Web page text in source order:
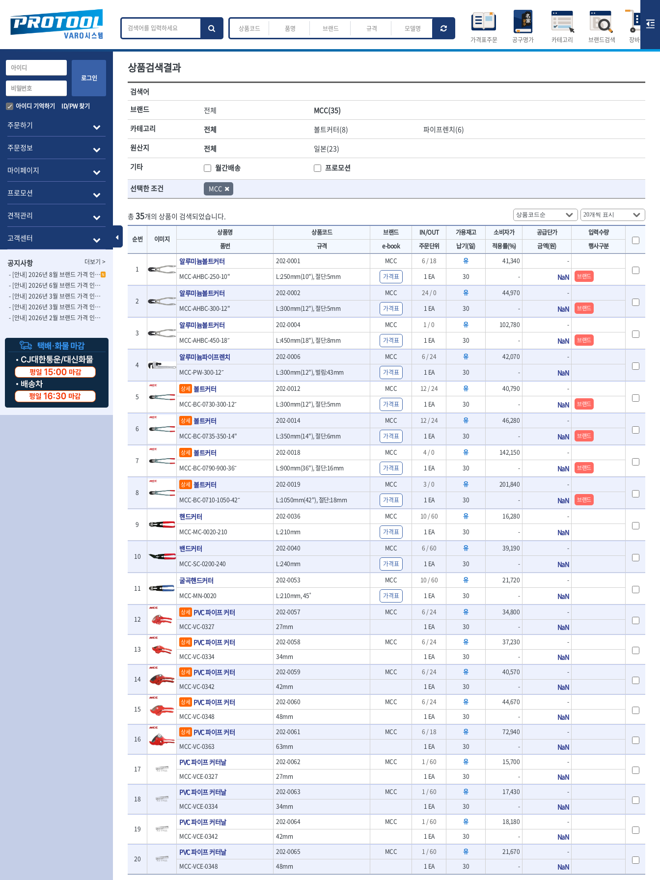
Toggle Menu
가격표주문 공구명가 카테고리 브랜드검색 장바구니
작업공구.종합공구
소켓,렌치,드라이버
- 소켓
- 세미롱소켓
- 엑스트라롱소켓
- 임팩소켓
- 임팩세미롱소켓
- 임팩롱소켓
- 유니버셜소켓
- 롱별소켓
- 임팩롱별소켓
- 육각비트소켓
- 임팩육각비트소켓
- 별비트소켓
- XZN비트소켓
- 임팩육각비트
- 임팩비트
- 유니버셜조인트
- 연결대
- 임팩연결대
- 볼연결대
- 라쳇핸들
- 퀵릴리스라쳇핸들
- 롱소켓레일세트
- 육각비트소켓레일세트
- 임팩드라이버세트
배관.전동.에어.운반
배관공구.장비
- 파이프렌치
- 스트랩락파이프핸들
- 파이프커터
- 튜빙커터
- 밴더
- 동파이프확관기
- 파이프나사산가공기
- 오스타세트
- 파이프가공기
- 파이프바이스
- 유압전선압착기
- 듀잇밴더
- 마이크로드레인
- 마이크로릴
- 시스네이크컴팩
- 시스네이크미니릴
- 시스네이크
- 배관검사용모니터
- 라인송신기
- 탐지용수신기
- 콤비네이션청소기
- 수동스피너
- 프렉스샤프트
- 액세서리
- 전동드럼머신
- 스프링청소기
- 고압파이프세척기
- 건/습식 청소기
- 청소기악세서리
- 체인파이프렌치
- 동파이프커터
- 플라스틱파이프커터
- 디버러
- 동파이프확관기세트
- 전동오스타세트
- 배관내시경
- 배관청소기
- 하수구청소기
- 오거
- 커터
- 스프링헤드
- PVC커터
- 기타 악세사리
- 콤프레샤
전동.충전공구
- 드릴
- 드라이버
- 임팩렌치
- 샌더
- 앵글그라인더
- 컷쏘
- 각도절단기
- 플런지쏘
- 블로워
- 밴드쏘
- 원형톱
- 해머드릴
- 임팩드라이버
- 로터리해머
- 라쳇렌치
- 전동가위
- 직쏘
- 멀티커터
- 광택기
- 앵글그라인더
- 샌딩머신
- 밴드쏘
- 콤보세트
- 충전광택기
산업.안전.웰딩.계절
산업, 생활용품
- 나사고정제
- 윤활방청제
- 설치형가림막
- 전선릴
- 케이블타이
- 스피커
안전용품
- 안전안경
- 안전고글
- 방진마스크
- 방독마스크
- 보호복
- 장갑
- 낙하방지코드
- 무릎 보호대
전기.계절상품
- 열풍기
- 히터
- 충전식분무기
- 선풍기
- 용접기
- LED충전식작업등
- LED램프
- 예초기
- 라디에이터
- 심지난로
- 온수 히터
- 열선
- 정온선
- 콤프레셔
목공공구.목공기계
조각도.끌
- 아사도
- 심환도
- 삼각도
- 곡삼각도
- 조각도세트
- D형조각도
- 카빙나이프
- 나이프
- 스코프
- 손도끼
- 목공용끌
- 목공용끌세트
- 나무상자케이스
- 버니셔
- 가우지
- 조각칼
- 끌세트
- 대패
- 대패날
- 미니터닝세트
- 포스너비트
- 악세사리
- 클로스샌딩롤
- 스프레이건
- 작업용톱
- 각끌
- 측정자
- 컴파스
- 작업대
- 물림쇠
- 측정기
- 디지털습도측정기
- 지그그리퍼시스템
- 치즐
- 치즐세트
- 파팅툴
- 터닝툴세트
- 할로윙툴
- 잭나이프
- 스코프세트
- 크래프트카버세트
- 말렛스위프
- 스크래퍼
- 다이아몬드휠
- 테이블쏘
- 원형톱날
- 샌딩디스크
- 스크롤쏘날
- 숫돌
- 다이아몬드숫돌
- 루터비트
- 루터비트세트
- 디지털앵글파인더
- 띠톱날
- 갈퀴
측정공구.절삭공구
측정도구
- 자
- 줄자
- 분도기
- 테파게이지
- 기타 측정도구
토크렌치
- 토크렌치바디
- 토크렌치
- 디지탈토크렌치
- 토크렌치라쳇헤드
- 토크렌치스패너헤드
- 토크렌치링헤드
- 토크아답타
- 크로우풋
- 토크테스터기
- 비디오스코프
- 토크드라이버핸들
- 토크드라이버세트
- 토크드라이버
- 토크드라이버블레이드
- 다이얼토크렌치
- 토크멀티플라이어
- 토크렌치비트홀다헤드
- 가방/케이스
절삭공구
- 홀쏘날
- 바이메탈홀쏘날
- 하이스드릴
- 하이스코발트드릴
- 드릴세트
- 아바
- 반대탭
- 톱날
- 절단석
- 원형톱날
자동차공구.장비
자동차용장비
- 타이어탈착기
- 타이어휠발란스
- 플레어너트소켓
- 벨트텐션풀리렌치
- 임팩뒤바퀴휠너트소켓
- 호스클램프플라이어
전체 ㄷ ㄹ
A
E F J R S
전체
1-DAY
BHS(영창망치)
CP CROWN DEWIT
DH신바람
ENGINEER
FLEX
FLEXCUT
HAZET
IR
IRWIN
ISOTOOL
JOKARI KAKURI Katimax
KAWASA
KHEIRON KLEIN KNIPEX
KOKEN
KTC KUKEN LENOX(사입)
LENOX(수입)
LIENIELSEN
LOCTITE LOGOSOL(AGMA) LONCIN
MAFELL
MARTOR MAYHEW MCC
MORSE
NANIWA NICHOLSON Norton
OSEIN
PB PFEIL PICA
PICARD
RICHMOND RIDGID ROBERTSORBY
ROTARY LIFT
ROTHENBERGER
RUBI RUKO RYOBI
SCANGRIP
Scanprobe SENCI SHINANO
SHOPVAC
SICE
SKIL SMOOS SOURCE
STANZANI SWANSON TEFENPLAST
TENGU
THETA -직판오일등
THETA-공구함 THETA-드라이버 THETA-랜턴
THETA-망치
THETA-몽키
THETA-소켓비트 THETA-스패너 THETA-운반구
THETA-전동악세서리 THETA-측정 THETA-커터,가위
THETA-핸드카트
THOMAS FLINN TOP TOPTUL
TSUNESABURO TUOFU TWOCHERRYS
UVEX
VAUGHAN VBW VESSEL
WALTER
WIHA WOODCRAFT XCELITE
ZETA(LED) ZETA(PVC커터) ZETA(라디에이터)
ZETA(비트셋트)
ZETA(커터) ZONE KING 가드맨
나노원 나이텍스 대건
대건케이블
디월트 디월트 인버터 발전기 라이트 세이키
맘모스
미주산업 바람돌이 백마
스팀코리아 아임삭 에버그린
에코파워팩
엠파이어 우주전열(겨울) 우주전열(여름)
일레드 조란 츠노다(TTC)
콰이어트존
플렉스-절단석 협성 황금손
로그인
아이디 기억하기 ID/PW 찾기
주문하기
주문정보
마이페이지
프로모션
견적관리
고객센터
공지사항
더보기 >
- [안내] 2026년 8월 브랜드 가격 인상 사전 안내의 건 N
- [안내] 2026년 6월 브랜드 가격 인상 사전 안내의 건
- [안내] 2026년 3월 브랜드 가격 인상 사전 안내의 건-2
- [안내] 2026년 3월 브랜드 가격 인상 사전 안내의 건
- [안내] 2026년 2월 브랜드 가격 인상 사전 안내의 건
상품검색결과
검색어
브랜드
전체
MCC(35)
카테고리
전체 볼트커터(8)
파이프렌치(6)
원산지
전체
일본(23)
기타
월간배송 프로모션
선택한 조건 MCC
총 35개의 상품이 검색되었습니다.
순번 이미지
상품명 상품코드 브랜드 IN/OUT 가용재고 소비자가 공급단가
입력수량
품번
규격 e-book 주문단위 납기(일) 적용률(%) 금액(원) 행사구분
1
알루미늄볼트커터 202-0001 MCC 6 / 18 유 41,340
-
MCC-AHBC-250-10"
L:250mm(10"), 절단:5mm 가격표 1 EA 30 - NaN 브랜드
2
알루미늄볼트커터 202-0002 MCC 24 / 0 유 44,970
-
MCC-AHBC-300-12"
L:300mm(12"), 절단:5mm 가격표 1 EA 30 - NaN 브랜드
3
알루미늄볼트커터 202-0004 MCC 1 / 0 유 102,780
-
MCC-AHBC-450-18˝
L:450mm(18"), 절단:8mm 가격표 1 EA 30 - NaN 브랜드
4
알루미늄파이프렌치 202-0006 MCC 6 / 24 유 42,070
-
MCC-PW-300-12˝
L:300mm(12"), 벌림:43mm 가격표 1 EA 30 - NaN
5
상세 볼트커터 202-0012 MCC 12 / 24 유 40,790
-
MCC-BC-0730-300-12˝
L:300mm(12"), 절단:5mm 가격표 1 EA 30 - NaN 브랜드
6
상세 볼트커터 202-0014 MCC 12 / 24 유 46,280
-
MCC-BC-0735-350-14"
L:350mm(14"), 절단:6mm 가격표 1 EA 30 - NaN 브랜드
7
상세 볼트커터 202-0018 MCC 4 / 0 유 142,150
-
MCC-BC-0790-900-36˝
L:900mm(36"), 절단:16mm 가격표 1 EA 30 - NaN 브랜드
8
상세 볼트커터 202-0019 MCC 3 / 0 유 201,840
-
MCC-BC-0710-1050-42˝
L:1050mm(42"), 절단:18mm 가격표 1 EA 30 - NaN 브랜드
9
핸드커터 202-0036 MCC 10 / 60 유 16,280
-
MCC-MC-0020-210
L:210mm 가격표 1 EA 30 - NaN
10
밴드커터 202-0040 MCC 6 / 60 유 39,190
-
MCC-SC-0200-240
L:240mm 가격표 1 EA 30 - NaN
11
굴곡핸드커터 202-0053 MCC 10 / 60 유 21,720
-
MCC-MN-0020
L:210mm, 45˚ 가격표 1 EA 30 - NaN
12
상세 PVC 파이프 커터 202-0057 MCC 6 / 24 유 34,800
-
MCC-VC-0327
27mm 1 EA 30 - NaN
13
상세 PVC 파이프 커터 202-0058 MCC 6 / 24 유 37,230
-
MCC-VC-0334
34mm 1 EA 30 - NaN
14
상세 PVC 파이프 커터 202-0059 MCC 6 / 24 유 40,570
-
MCC-VC-0342
42mm 1 EA 30 - NaN
15
상세 PVC 파이프 커터 202-0060 MCC 6 / 24 유 44,670
-
MCC-VC-0348
48mm 1 EA 30 - NaN
16
상세 PVC 파이프 커터 202-0061 MCC 6 / 18 유 72,940
-
MCC-VC-0363
63mm 1 EA 30 - NaN
17
PVC 파이프 커터날 202-0062 MCC 1 / 60 유 15,700
-
MCC-VCE-0327
27mm 1 EA 30 - NaN
18
PVC 파이프 커터날 202-0063 MCC 1 / 60 유 17,430
-
MCC-VCE-0334
34mm 1 EA 30 - NaN
19
PVC 파이프 커터날 202-0064 MCC 1 / 60 유 18,180
-
MCC-VCE-0342
42mm 1 EA 30 - NaN
20
PVC 파이프 커터날 202-0065 MCC 1 / 60 유 21,670
-
MCC-VCE-0348
48mm 1 EA 30 - NaN